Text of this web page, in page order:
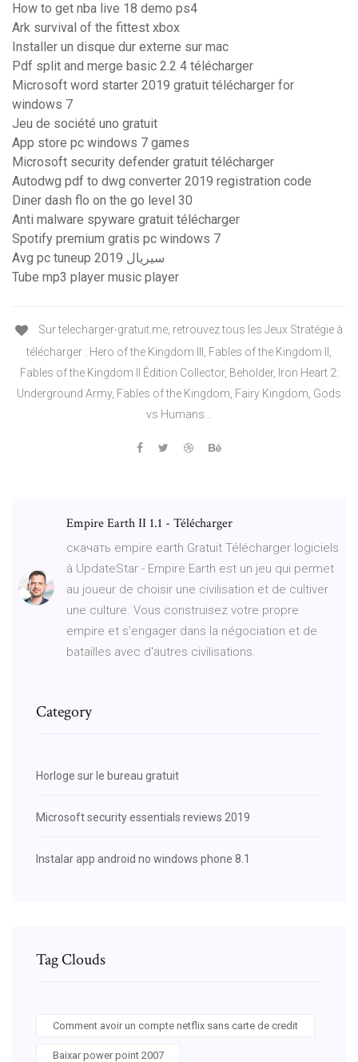
How to get nba live 18 demo ps4
Ark survival of the fittest xbox
Installer un disque dur externe sur mac
Pdf split and merge basic 2.2 4 télécharger
Microsoft word starter 2019 gratuit télécharger for
windows 7
Jeu de société uno gratuit
App store pc windows 7 games
Microsoft security defender gratuit télécharger
Autodwg pdf to dwg converter 2019 registration code
Diner dash flo on the go level 30
Anti malware spyware gratuit télécharger
Spotify premium gratis pc windows 7
Avg pc tuneup 2019 سيريال
Tube mp3 player music player
Sur telecharger-gratuit.me, retrouvez tous les Jeux Stratégie à
télécharger : Hero of the Kingdom III, Fables of the Kingdom II,
Fables of the Kingdom II Édition Collector, Beholder, Iron Heart 2:
Underground Army, Fables of the Kingdom, Fairy Kingdom, Gods
vs Humans...
Empire Earth II 1.1 - Télécharger
скачать empire earth Gratuit Télécharger logiciels
à UpdateStar - Empire Earth est un jeu qui permet
au joueur de choisir une civilisation et de cultiver
une culture. Vous construisez votre propre
empire et s'engager dans la négociation et de
batailles avec d'autres civilisations.
Category
Horloge sur le bureau gratuit
Microsoft security essentials reviews 2019
Instalar app android no windows phone 8.1
Tag Clouds
Comment avoir un compte netflix sans carte de credit
Baixar power point 2007